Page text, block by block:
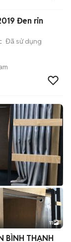
Đen rin
Đã sử dụng
+2
11
BÌNH THẠNH